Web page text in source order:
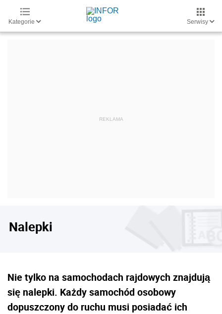
Kategorie Serwisy
Nalepki
Nie tylko na samochodach rajdowych znajdują
się nalepki. Każdy samochód osobowy
dopuszczony do ruchu musi posiadać ich